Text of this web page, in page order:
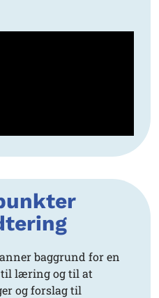
baggrund for en
til læring og til at
og forslag til